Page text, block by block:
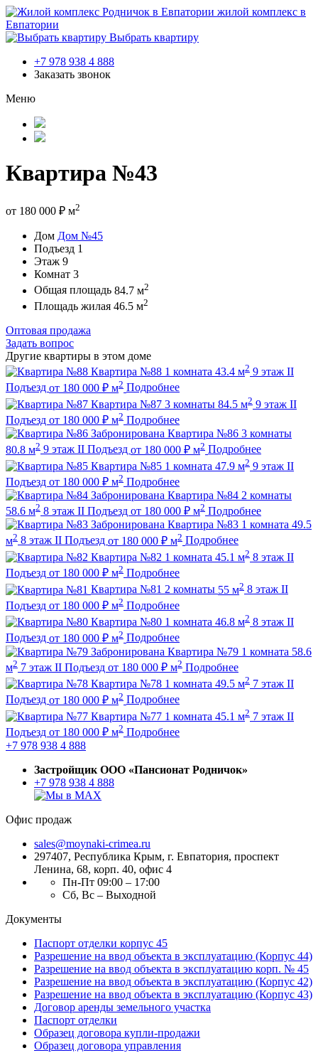
жилой комплекс в
Евпатории
Выбрать квартиру
+7 978 938 4 888
Заказать звонок
Меню
Квартира №43
от 180 000 ₽ м2
Дом Дом №45
Подъезд 1
Этаж 9
Комнат 3
Общая площадь 84.7 м2
Площадь жилая 46.5 м2
Оптовая продажа
Задать вопрос
Другие квартиры в этом доме
Квартира №88 1 комната 43.4 м2 9 этаж II
Подъезд от 180 000 ₽ м2 Подробнее
Квартира №87 3 комнаты 84.5 м2 9 этаж II
Подъезд от 180 000 ₽ м2 Подробнее
Забронирована Квартира №86 3 комнаты
80.8 м2 9 этаж II Подъезд от 180 000 ₽ м2 Подробнее
Квартира №85 1 комната 47.9 м2 9 этаж II
Подъезд от 180 000 ₽ м2 Подробнее
Забронирована Квартира №84 2 комнаты
58.6 м2 8 этаж II Подъезд от 180 000 ₽ м2 Подробнее
Забронирована Квартира №83 1 комната 49.5
м2 8 этаж II Подъезд от 180 000 ₽ м2 Подробнее
Квартира №82 1 комната 45.1 м2 8 этаж II
Подъезд от 180 000 ₽ м2 Подробнее
Квартира №81 2 комнаты 55 м2 8 этаж II
Подъезд от 180 000 ₽ м2 Подробнее
Квартира №80 1 комната 46.8 м2 8 этаж II
Подъезд от 180 000 ₽ м2 Подробнее
Забронирована Квартира №79 1 комната 58.6
м2 7 этаж II Подъезд от 180 000 ₽ м2 Подробнее
Квартира №78 1 комната 49.5 м2 7 этаж II
Подъезд от 180 000 ₽ м2 Подробнее
Квартира №77 1 комната 45.1 м2 7 этаж II
Подъезд от 180 000 ₽ м2 Подробнее
+7 978 938 4 888
Застройщик ООО «Пансионат Родничок»
+7 978 938 4 888
Офис продаж
sales@moynaki-crimea.ru
297407, Республика Крым, г. Евпатория, проспект
Ленина, 68, корп. 40, офис 4
Пн-Пт 09:00 – 17:00
Сб, Вс – Выходной
Документы
Паспорт отделки корпус 45
Разрешение на ввод объекта в эксплуатацию (Корпус 44)
Разрешение на ввод объекта в эксплуатацию корп. № 45
Разрешение на ввод объекта в эксплуатацию (Корпус 42)
Разрешение на ввод объекта в эксплуатацию (Корпус 43)
Договор аренды земельного участка
Паспорт отделки
Образец договора купли-продажи
Образец договора управления